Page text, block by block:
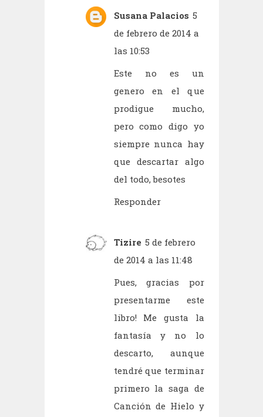
Susana Palacios 5
de febrero de 2014 a
las 10:53
Este no es un
genero en el que
prodigue mucho,
pero como digo yo
siempre nunca hay
que descartar algo
del todo, besotes
Responder
Tizire 5 de febrero
de 2014 a las 11:48
Pues, gracias por
presentarme este
libro! Me gusta la
fantasía y no lo
descarto, aunque
tendré que terminar
primero la saga de
Canción de Hielo y